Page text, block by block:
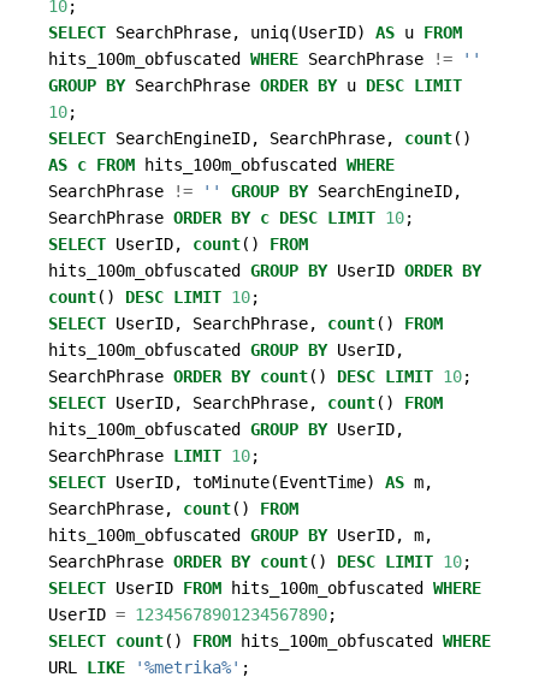
10;
SELECT SearchPhrase, uniq(UserID) AS u FROM
hits_100m_obfuscated
WHERE SearchPhrase !=
''
GROUP BY SearchPhrase ORDER BY u DESC LIMIT
10;
SELECT SearchEngineID, SearchPhrase, count()
AS c FROM hits_100m_obfuscated
WHERE
SearchPhrase
!= '' GROUP BY SearchEngineID,
SearchPhrase ORDER BY c DESC LIMIT 10;
SELECT UserID, count()
FROM
hits_100m_obfuscated
GROUP BY UserID ORDER BY
count() DESC LIMIT 10;
SELECT UserID, SearchPhrase, count()
FROM
hits_100m_obfuscated
GROUP BY UserID,
SearchPhrase ORDER BY count() DESC LIMIT 10;
SELECT UserID, SearchPhrase, count()
FROM
hits_100m_obfuscated
GROUP BY UserID,
SearchPhrase LIMIT 10;
SELECT UserID, toMinute(EventTime) AS m,
SearchPhrase, count()
FROM
hits_100m_obfuscated
GROUP BY UserID, m,
SearchPhrase ORDER BY count() DESC LIMIT 10;
SELECT UserID FROM hits_100m_obfuscated
WHERE
UserID = 12345678901234567890;
SELECT count() FROM hits_100m_obfuscated
WHERE
URL LIKE '%metrika%' ;